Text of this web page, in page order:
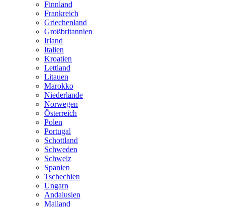
Finnland
Frankreich
Griechenland
Großbritannien
Irland
Italien
Kroatien
Lettland
Litauen
Marokko
Niederlande
Norwegen
Österreich
Polen
Portugal
Schottland
Schweden
Schweiz
Spanien
Tschechien
Ungarn
Andalusien
Mailand